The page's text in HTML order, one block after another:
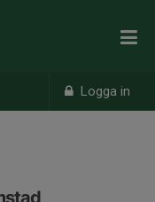
Logga in